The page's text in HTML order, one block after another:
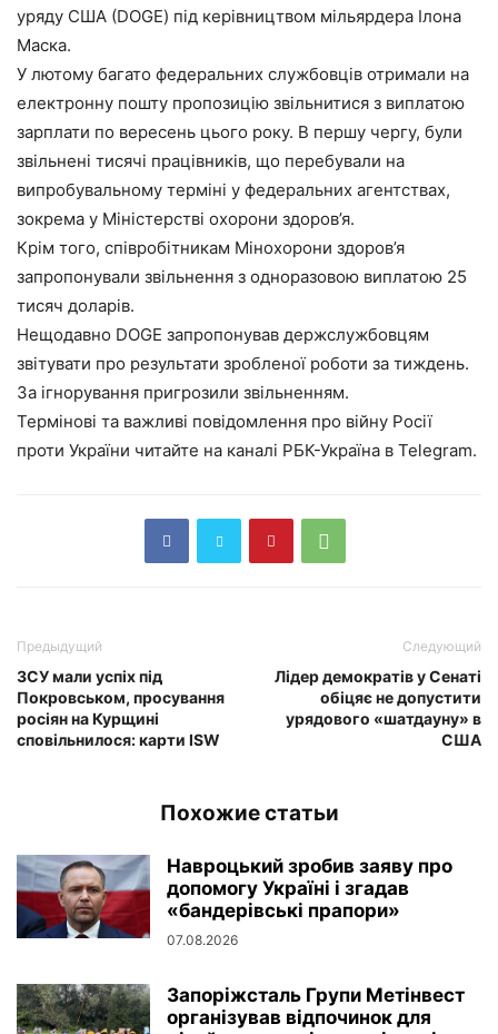
уряду США (DOGE) під керівництвом мільярдера Ілона
Маска.
У лютому багато федеральних службовців отримали на
електронну пошту пропозицію звільнитися з виплатою
зарплати по вересень цього року. В першу чергу, були
звільнені тисячі працівників, що перебували на
випробувальному терміні у федеральних агентствах,
зокрема у Міністерстві охорони здоров’я.
Крім того, співробітникам Мінохорони здоров’я
запропонували звільнення з одноразовою виплатою 25
тисяч доларів.
Нещодавно DOGE запропонував держслужбовцям
звітувати про результати зробленої роботи за тиждень.
За ігнорування пригрозили звільненням.
Термінові та важливі повідомлення про війну Росії
проти України читайте на каналі РБК-Україна в Telegram.
Предыдущий
ЗСУ мали успіх під
Покровськом, просування
росіян на Курщині
сповільнилося: карти ISW
Следующий
Лідер демократів у Сенаті
обіцяє не допустити
урядового «шатдауну» в
США
Похожие статьи
Навроцький зробив заяву про
допомогу Україні і згадав
«бандерівські прапори»
07.08.2026
Запоріжсталь Групи Метінвест
організував відпочинок для